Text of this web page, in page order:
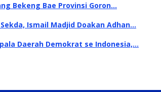
Bekeng Bae Provinsi Goron…
Ismail Madjid Doakan Adhan…
Daerah Demokrat se Indonesia,…